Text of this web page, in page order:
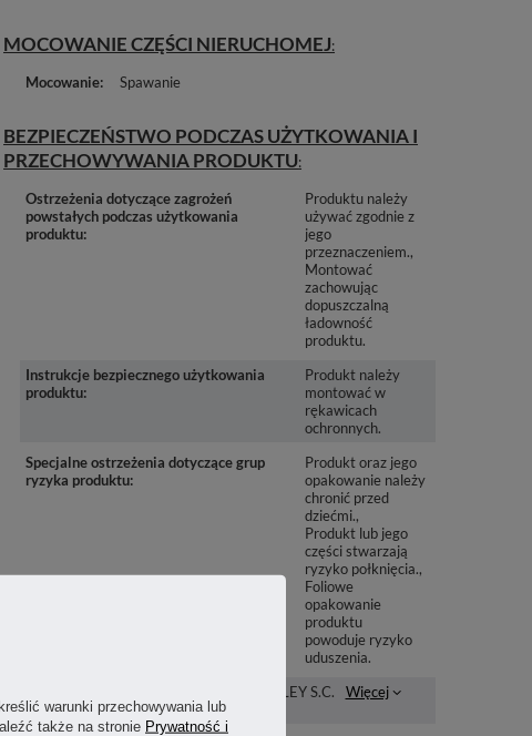
MOCOWANIE CZĘŚCI NIERUCHOMEJ
Mocowanie Spawanie
BEZPIECZEŃSTWO PODCZAS UŻYTKOWANIA I
PRZECHOWYWANIA PRODUKTU
Ostrzeżenia dotyczące zagrożeń
powstałych podczas użytkowania
produktu
Produktu należy
używać zgodnie z
jego
przeznaczeniem.
Montować
zachowując
dopuszczalną
ładowność
produktu.
Instrukcje bezpiecznego użytkowania
produktu
Produkt należy
montować w
rękawicach
ochronnych.
Specjalne ostrzeżenia dotyczące grup
ryzyka produktu
Produkt oraz jego
opakowanie należy
chronić przed
dziećmi.
Produkt lub jego
części stwarzają
ryzyko połknięcia.
Foliowe
opakowanie
produktu
powoduje ryzyko
uduszenia.
produkt na terenie UE
STANLEY S.C. Więcej
warunki przechowywania lub
także na stronie Prywatność i